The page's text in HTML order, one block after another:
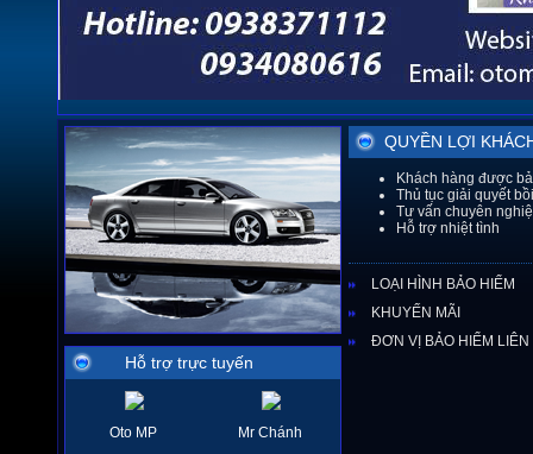
Hỗ trợ trực tuyến
Oto MP
Mr Chánh
QUYỀN LỢI
Khách hàng được
Thủ tục giải quyết
Tư vấn chuyên
Hỗ trợ nhiệt tình
LOẠI HÌNH BẢO HIỂM
KHUYẾN MÃI
ĐƠN VỊ BẢO HIỂM LIÊN